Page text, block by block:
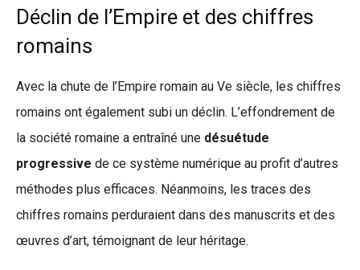
Déclin de l’Empire et des chiffres
romains
Avec la chute de l’Empire romain au Ve siècle, les chiffres
romains ont également subi un déclin. L’effondrement de
la société romaine a entraîné une désuétude
progressive de ce système numérique au profit d’autres
méthodes plus efficaces. Néanmoins, les traces des
chiffres romains perduraient dans des manuscrits et des
œuvres d’art, témoignant de leur héritage.